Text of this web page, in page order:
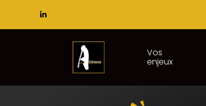
Vos
enjeux